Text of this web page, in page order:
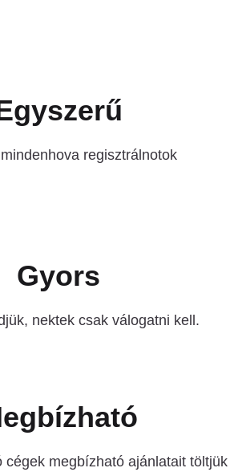
regisztrálnotok
Gyors
nektek csak válogatni kell.
cégek megbízható ajánlatait töltjük